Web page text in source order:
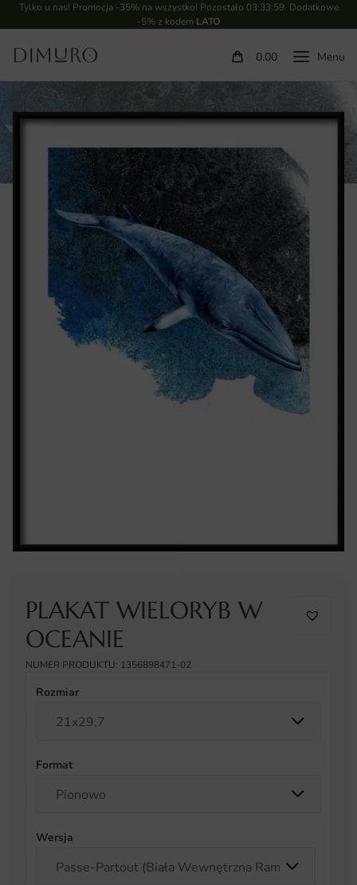
Tylko u nas! Promocja -35% na wszystko! Pozostało 03:33:58. Dodatkowe
-5% z kodem LATO
0.00
PLAKAT WIELORYB W
OCEANIE
NUMER PRODUKTU: 1356898471-02
Rozmiar
Format
Wersja